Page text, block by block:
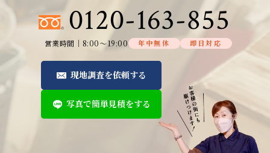
0120-163-855
営業時間│8:00～19:00 年中無休 即日対応
現地調査を依頼する
写真で簡単見積をする